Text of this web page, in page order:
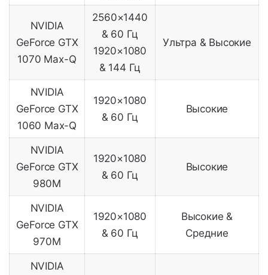
NVIDIA
GeForce GTX
1070 Max-Q
2560×1440
& 60 Гц
1920×1080
& 144 Гц
Ультра & Высокие
NVIDIA
GeForce GTX
1060 Max-Q
1920×1080
& 60 Гц
Высокие
NVIDIA
GeForce GTX
980M
1920×1080
& 60 Гц
Высокие
NVIDIA
GeForce GTX
970M
1920×1080
& 60 Гц
Высокие &
Средние
NVIDIA